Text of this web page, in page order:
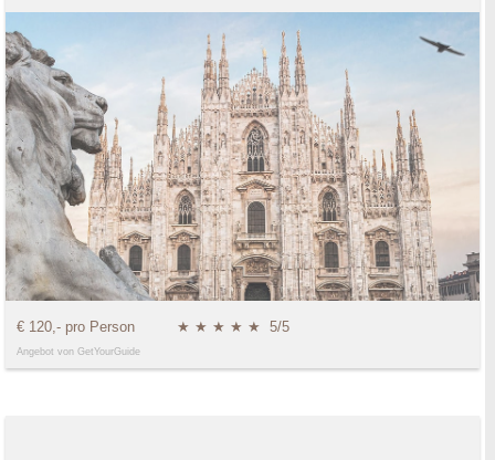
€ 120,- pro Person ★ ★ ★ ★ ★ 5/5
Angebot von GetYourGuide